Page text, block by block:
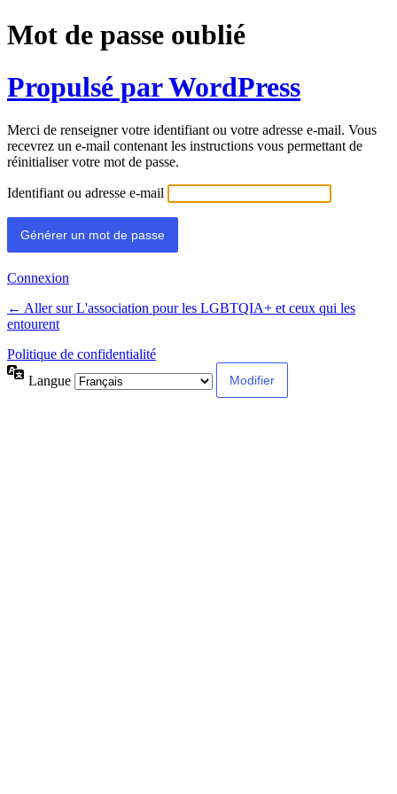
Mot de passe oublié
Propulsé par WordPress
Merci de renseigner votre identifiant ou votre adresse e-mail. Vous
recevrez un e-mail contenant les instructions vous permettant de
réinitialiser votre mot de passe.
Identifiant ou adresse e-mail
Connexion
← Aller sur L'association pour les LGBTQIA+ et ceux qui les
entourent
Politique de confidentialité
Langue